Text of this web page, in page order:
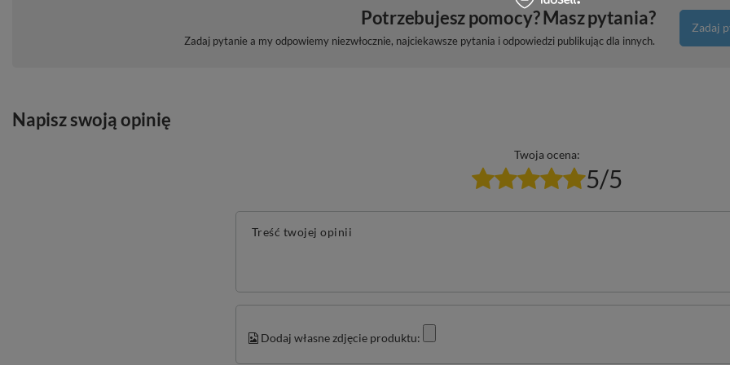
Potrzebujesz pomocy? Masz pytania?
Zadaj pytanie a my odpowiemy niezwłocznie, najciekawsze pytania i odpowiedzi publikując dla innych.
Zadaj
Napisz swoją opinię
Twoja ocena:
5/5
Treść twojej opinii
Dodaj własne zdjęcie produktu: